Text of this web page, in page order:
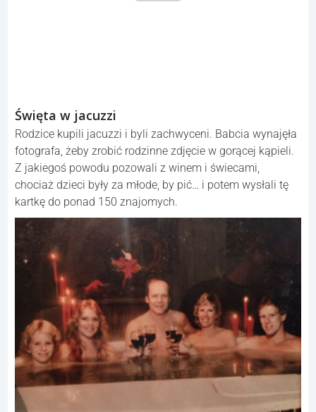
Święta w jacuzzi
Rodzice kupili jacuzzi i byli zachwyceni. Babcia wynajęła
fotografa, żeby zrobić rodzinne zdjęcie w gorącej kąpieli.
Z jakiegoś powodu pozowali z winem i świecami,
chociaż dzieci były za młode, by pić… i potem wysłali tę
kartkę do ponad 150 znajomych.